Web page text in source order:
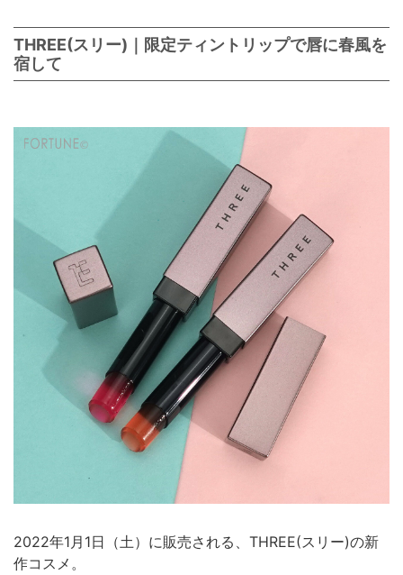
THREE(スリー)｜限定ティントリップで唇に春風を
宿して
2022年1月1日（土）に販売される、THREE(スリー)の新
作コスメ。